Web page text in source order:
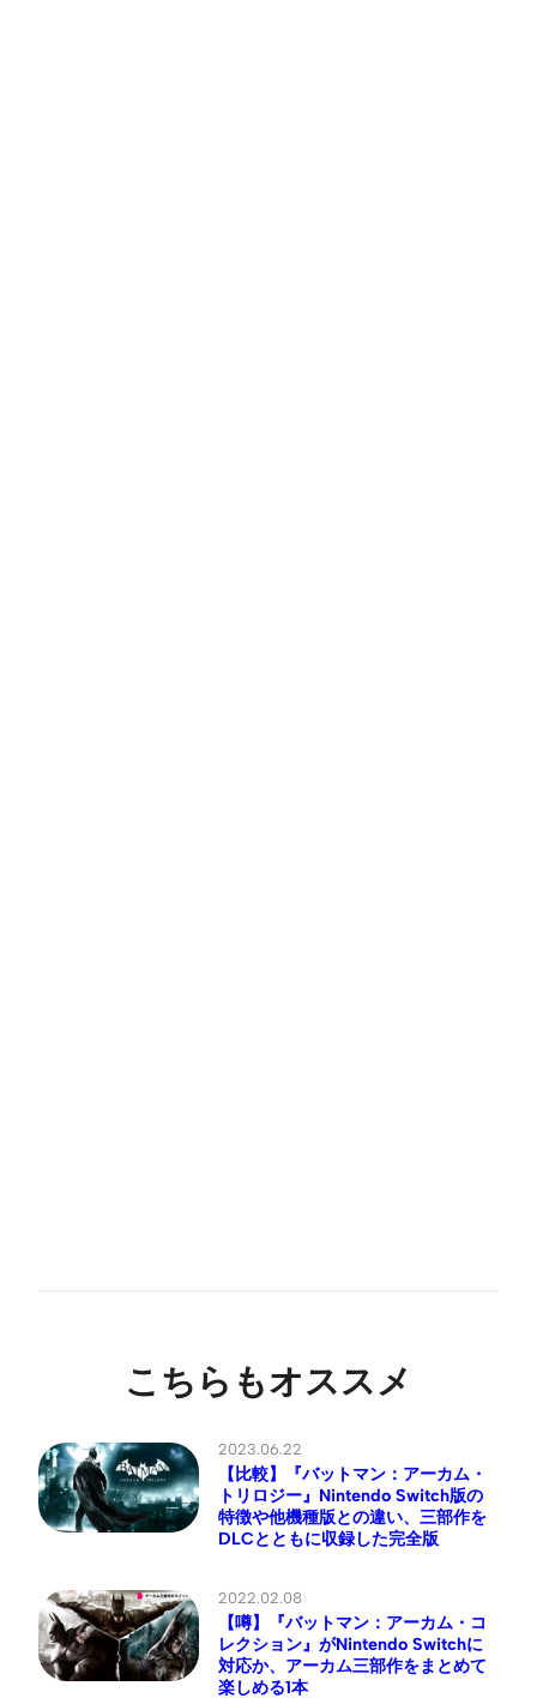
こちらもオススメ
2023.06.22
【比較】『バットマン：アーカム・
トリロジー』Nintendo Switch版の
特徴や他機種版との違い、三部作を
DLCとともに収録した完全版
2022.02.08
【噂】『バットマン：アーカム・コ
レクション』がNintendo Switchに
対応か、アーカム三部作をまとめて
楽しめる1本